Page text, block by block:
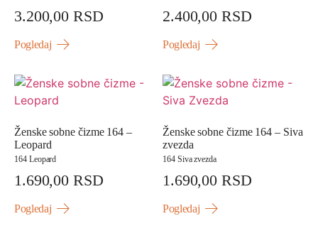
3.200,00RSD
Pogledaj
2.400,00RSD
Pogledaj
Ženske sobne čizme 164 –
Leopard
164 Leopard
1.690,00RSD
Pogledaj
Ženske sobne čizme 164 – Siva
zvezda
164 Siva zvezda
1.690,00RSD
Pogledaj